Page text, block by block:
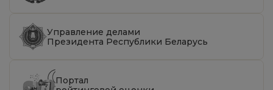
Управление делами
Президента Республики Беларусь
Портал